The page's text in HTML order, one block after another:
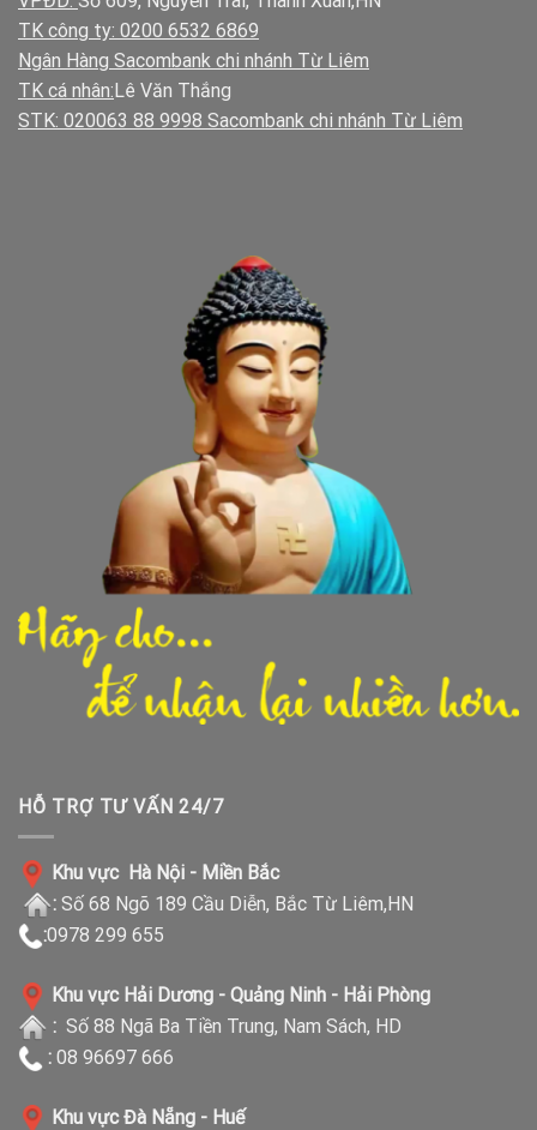
TK công ty: 0200 6532 6869
Ngân Hàng Sacombank chi nhánh Từ Liêm
TK cá nhân:Lê Văn Thắng
STK: 020063 88 9998 Sacombank chi nhánh Từ Liêm
HỖ TRỢ TƯ VẤN 24/7
Khu vực Hà Nội - Miền Bắc
: Số 68 Ngõ 189 Cầu Diễn, Bắc Từ Liêm,HN
:0978 299 655
Khu vực Hải Dương - Quảng Ninh - Hải Phòng
: Số 88 Ngã Ba Tiền Trung, Nam Sách, HD
: 08 96697 666
Khu vực Đà Nẵng - Huế